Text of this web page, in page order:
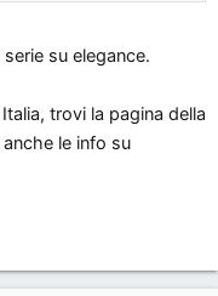
del sito!)
su elegance.
trovi la pagina della
le info su